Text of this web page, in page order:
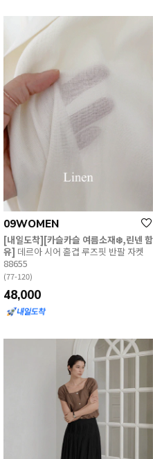
09WOMEN
[내일도착][카슬카슬 여름소재❄️,린넨 함
유] 데르아 시어 홑겹 루즈핏 반팔 자켓
88655
(77-120)
48,000